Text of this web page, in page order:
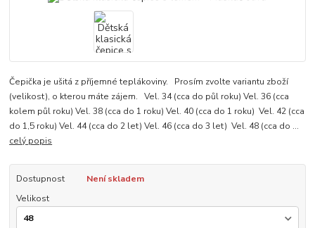
Čepička je ušitá z příjemné teplákoviny. Prosím zvolte variantu zboží
(velikost), o kterou máte zájem. Vel. 34 (cca do půl roku) Vel. 36 (cca
kolem půl roku) Vel. 38 (cca do 1 roku) Vel. 40 (cca do 1 roku) Vel. 42 (cca
do 1,5 roku) Vel. 44 (cca do 2 let) Vel. 46 (cca do 3 let) Vel. 48 (cca do ...
celý popis
Dostupnost
Není skladem
Velikost